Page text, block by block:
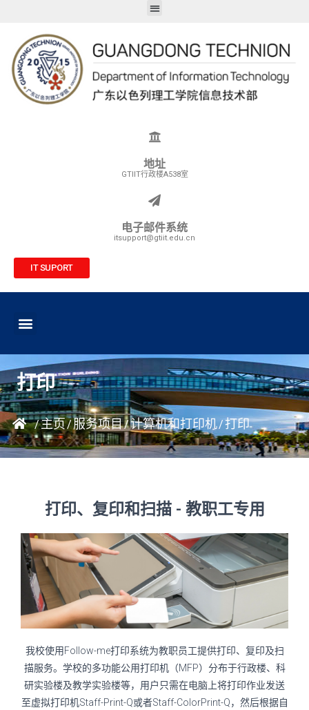
地址
GTIIT行政楼A538室
电子邮件系统
itsupport@gtiit.edu.cn
IT SUPORT
打印
/主页/服务项目/计算机和打印机/打印
打印、复印和扫描 - 教职工专用
我校使用Follow-me打印系统为教职员工提供打印、复印及扫
描服务。学校的多功能公用打印机（MFP）分布于行政楼、科
研实验楼及教学实验楼等，用户只需在电脑上将打印作业发送
至虚拟打印机Staff-Print-Q或者Staff-ColorPrint-Q，然后根据自